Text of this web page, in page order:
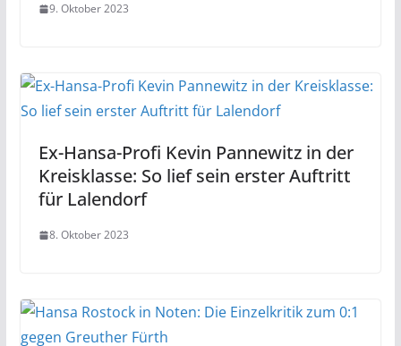
9. Oktober 2023
Ex-Hansa-Profi Kevin Pannewitz in der
Kreisklasse: So lief sein erster Auftritt
für Lalendorf
8. Oktober 2023